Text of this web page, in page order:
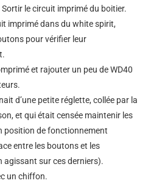
le circuit imprimé du boitier.
imprimé dans du white spirit,
pour vérifier leur
et rajouter un peu de WD40
d’une petite réglette, collée par la
et qui était censée maintenir les
position de fonctionnement
entre les boutons et les
agissant sur ces derniers).
un chiffon.